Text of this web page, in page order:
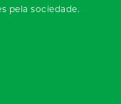
pela sociedade.